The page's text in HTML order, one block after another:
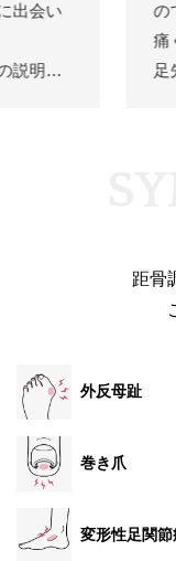
ので、距骨
痛くはあり
足先までの
ました。遠
も教えてい
さん話を聞
距骨
外反母趾
巻き爪
変形性足関節